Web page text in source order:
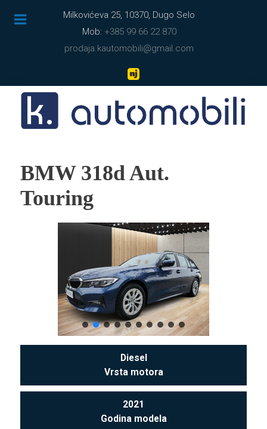
Milkovićeva 25, 10370, Dugo Selo
Mob: +385 99 66 22 870
prodaja.kautomobili@gmail.com
BMW 318d Aut.
Touring
Diesel
Vrsta motora
2021
Godina modela